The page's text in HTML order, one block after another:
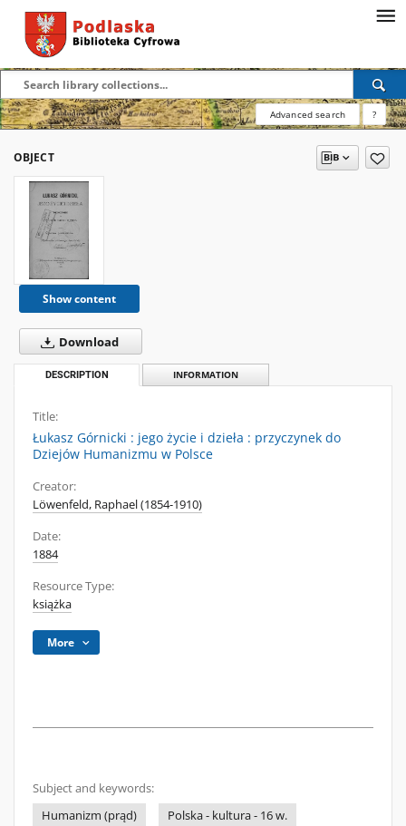
Advanced search ?
OBJECT
Show content
Download
DESCRIPTION INFORMATION
Title:
Łukasz Górnicki : jego życie i dzieła : przyczynek do
Dziejów Humanizmu w Polsce
Creator:
Löwenfeld, Raphael (1854-1910)
Date:
1884
Resource Type:
książka
More
Subject and keywords:
Humanizm (prąd)
Polska - kultura - 16 w.